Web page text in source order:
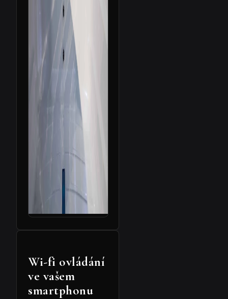
Wi-fi ovládání
ve vašem
smartphonu